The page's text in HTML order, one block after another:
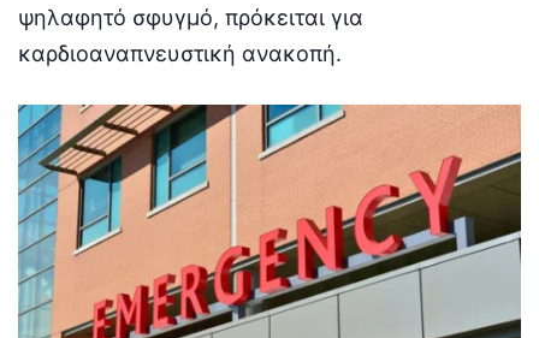
ψηλαφητό σφυγμό, πρόκειται για
καρδιοαναπνευστική ανακοπή.